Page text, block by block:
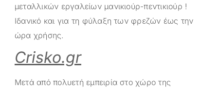
μεταλλικών εργαλείων μανικιούρ-πεντικιούρ !
Ιδανικό και για τη φύλαξη των φρεζών έως την
ώρα χρήσης.
Crisko.gr
Μετά από πολυετή εμπειρία στο χώρο της